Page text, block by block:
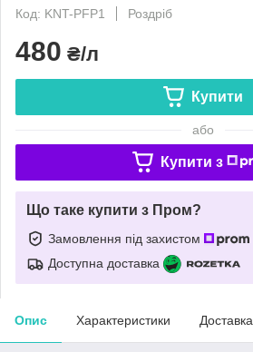
Код: KNT-PFP1
Роздріб
480 ₴/л
Купити
або
Купити з
Що таке купити з Пром?
Замовлення під захистом
Доступна доставка
Опис Характеристики Доставка